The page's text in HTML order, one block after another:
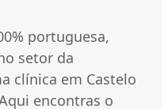
portuguesa,
setor da
clínica em Castelo
encontras o